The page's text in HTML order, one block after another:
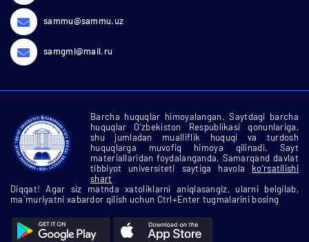
sammu@sammu.uz
samgmi@mail.ru
Barcha huquqlar himoyalangan. Saytdagi barcha
huquqlar O'zbekiston Respublikasi qonunlariga,
shu jumladan mualliflik huquqi va turdosh
huquqlarga muvofiq himoya qilinadi. Sayt
materiallaridan foydalanganda, Samarqand davlat
tibbiyot universiteti saytiga havola ko'rsatilishi
shart
Diqqat! Agar siz matnda xatoliklarni aniqlasangiz, ularni belgilab,
ma`muriyatni xabardor qilish uchun Ctrl+Enter tugmalarini bosing